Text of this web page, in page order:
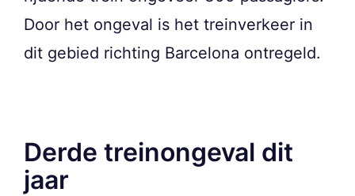
Door het ongeval is het treinverkeer in
dit gebied richting Barcelona ontregeld.
Derde treinongeval dit
jaar